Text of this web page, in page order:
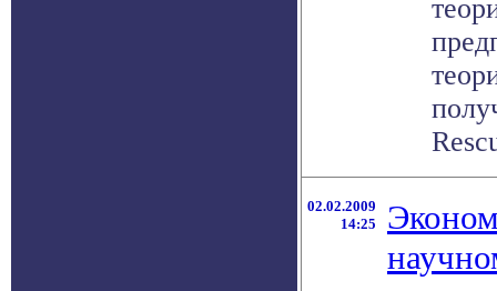
02.02.2009
14:25